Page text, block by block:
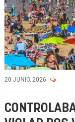
20 JUNIO, 2026